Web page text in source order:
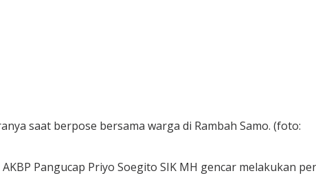
saat berpose bersama warga di Rambah Samo. (foto:
Pangucap Priyo Soegito SIK MH gencar melakukan